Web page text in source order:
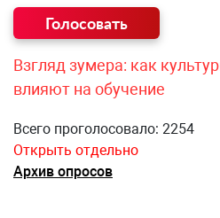
Взгляд зумера: как
влияют на обучение
Всего проголосовало: 2254
Открыть отдельно
Архив опросов